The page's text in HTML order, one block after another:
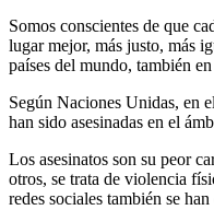
Somos conscientes de que
lugar mejor, más justo, más
países del mundo, también
Según Naciones Unidas, en
han sido asesinadas en el
Los asesinatos son su peor
otros, se trata de violencia
redes sociales también se